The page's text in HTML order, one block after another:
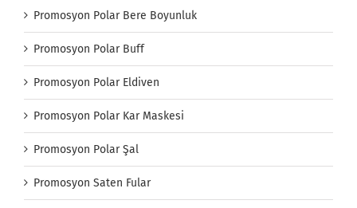
Promosyon Polar Bere Boyunluk
Promosyon Polar Buff
Promosyon Polar Eldiven
Promosyon Polar Kar Maskesi
Promosyon Polar Şal
Promosyon Saten Fular